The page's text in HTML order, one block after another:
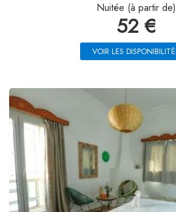
Nuitée (à partir de)
52 €
VOIR LES